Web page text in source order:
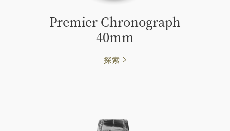
Premier Chronograph
40mm
探索